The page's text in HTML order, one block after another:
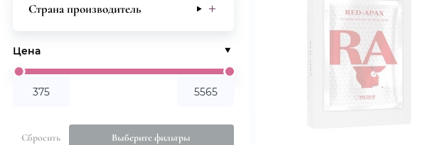
Страна производитель
Цена
Сбросить Выберите фильтры